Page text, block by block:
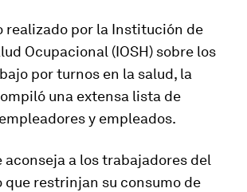
realizado por la Institución de
Ocupacional (IOSH) sobre los
por turnos en la salud, la
una extensa lista de
y empleados.
aconseja a los trabajadores del
restrinjan su consumo de